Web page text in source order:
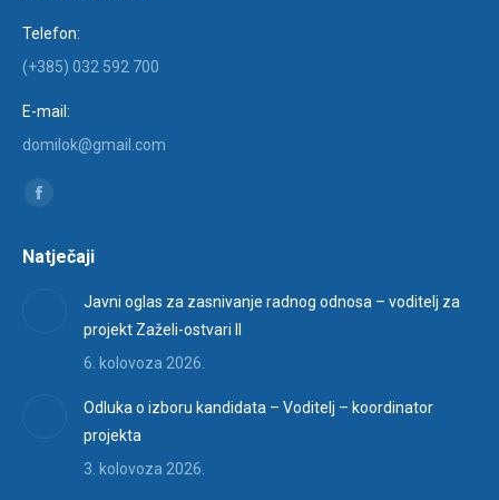
Telefon:
(+385) 032 592 700
E-mail:
domilok@gmail.com
Find us on:
Facebook
opens
Natječaji
Javni oglas za zasnivanje radnog odnosa – voditelj za
projekt Zaželi-ostvari II
6. kolovoza 2026.
Odluka o izboru kandidata – Voditelj – koordinator
projekta
3. kolovoza 2026.